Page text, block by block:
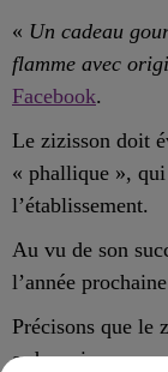
« Un cadeau
flamme avec
Facebook.
Le zizisson doit
« phallique »,
l’établissement.
Au vu de son
l’année
Précisons que le
ardennaise.